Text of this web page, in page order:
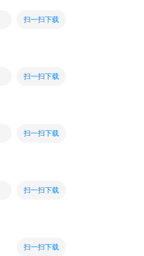
扫一扫下载
扫一扫下载
扫一扫下载
扫一扫下载
扫一扫下载